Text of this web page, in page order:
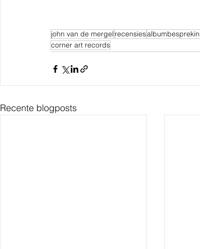
john van de mergel recensies
corner art records
Recente blogposts